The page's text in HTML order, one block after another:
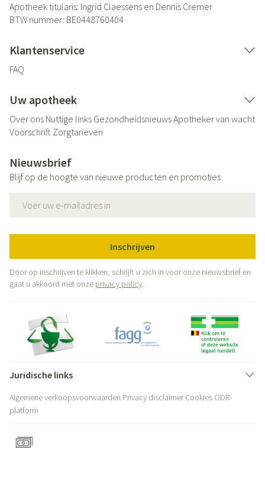
Apotheek titularis: Ingrid Claessens en Dennis Cremer
BTW nummer: BE0448760404
Klantenservice
FAQ
Uw apotheek
Over ons Nuttige links GezondheidsnieuwsApotheker van wacht
Voorschrift Zorgtarieven
Nieuwsbrief
Blijf op de hoogte van nieuwe producten en promoties
Inschrijven
Door op inschrijven te klikken, schrijft u zich in voor onze nieuwsbrief en
gaat u akkoord met onze privacy policy.
Juridische links
Algemene verkoopsvoorwaarden Privacy disclaimer Cookies ODR-
platform